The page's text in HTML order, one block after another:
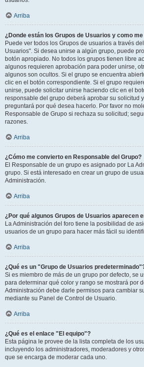
Arriba
¿Donde están los Grupos de Usuarios y como
Puede ver todos los Grupos de usuarios a través
Usuarios". Si desea unirse a algún grupo, puede
botón apropiado. No todos los grupos tienen libre
algunos requieren aprobación para poder unirse,
algunos son ocultos. Si el grupo se encuentra
clic en el botón correspondiente. Si el grupo
unirse, puede solicitar unirse haciendo clic en el
responsable del grupo deberá aprobar su solicitud
preguntará por qué desea hacerlo. Por favor no
Responsable de Grupo si rechaza su solicitud;
razones.
Arriba
¿Cómo me convierto en Responsable del Grupo?
El Responsable de un grupo es asignado por La
grupo. Si está interesado en crear un grupo de
Administración.
Arriba
¿Por qué algunos Grupos de Usuarios aparecen
La Administración del foro tiene la posibilidad de
usuarios de un grupo para hacer más fácil su
Arriba
¿Qué es un "Grupo de Usuarios
Si es miembro de más de un grupo por defecto, se
para determinar qué color y rango se mostrará por
Administración debe darle permisos para cambiar
mediante su Panel de Control de Usuario.
Arriba
¿Qué es el enlace "El equipo"?
Esta página le provee de la lista completa de los
incluyendo los administradores, moderadores y
que se encarga de moderar cada uno.